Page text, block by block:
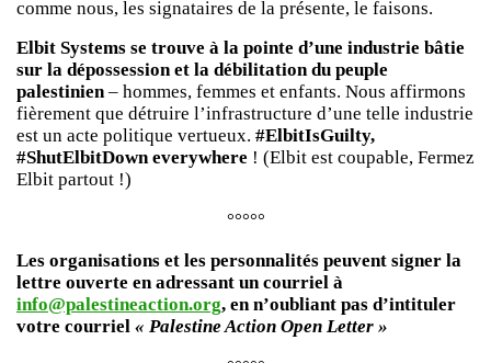
comme nous, les signataires de la présente, le faisons.
Elbit Systems se trouve à la pointe d’une industrie bâtie
sur la dépossession et la débilitation du peuple
palestinien– hommes, femmes et enfants. Nous affirmons
fièrement que détruire l’infrastructure d’une telle industrie
est un acte politique vertueux. #ElbitIsGuilty,
#ShutElbitDown everywhere ! (Elbit est coupable, Fermez
Elbit partout !)
°°°°°
Les organisations et les personnalités peuvent signer la
lettre ouverte en adressant un courriel à
info@palestineaction.org, en n’oubliant pas d’intituler
votre courriel « Palestine Action Open Letter »